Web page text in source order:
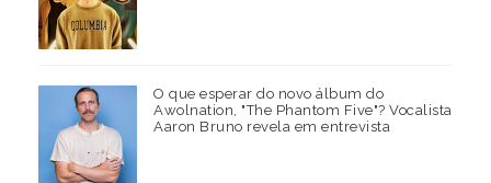
O que esperar do novo álbum do
Awolnation, "The Phantom Five"? Vocalista
Aaron Bruno revela em entrevista